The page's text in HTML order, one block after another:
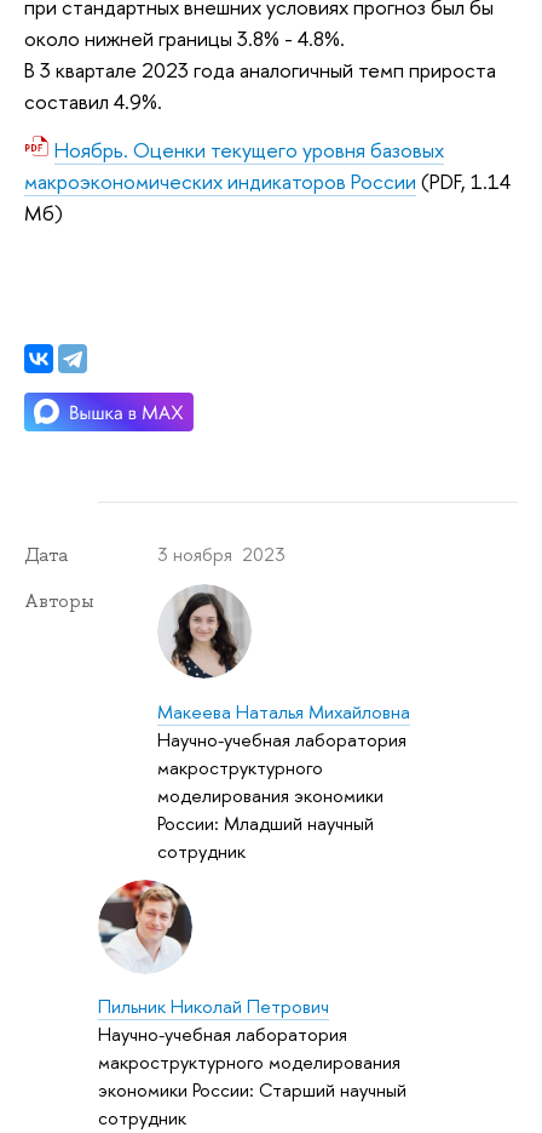
при стандартных внешних условиях прогноз был бы
около нижней границы 3.8% - 4.8%.
В 3 квартале 2023 года аналогичный темп прироста
составил 4.9%.
Ноябрь. Оценки текущего уровня базовых
макроэкономических индикаторов России (PDF, 1.14
Мб)
Дата 3 ноября 2023
Авторы
Макеева Наталья Михайловна
Научно-учебная лаборатория
макроструктурного
моделирования экономики
России: Младший научный
сотрудник
Пильник Николай Петрович
Научно-учебная лаборатория
макроструктурного моделирования
экономики России: Старший научный
сотрудник